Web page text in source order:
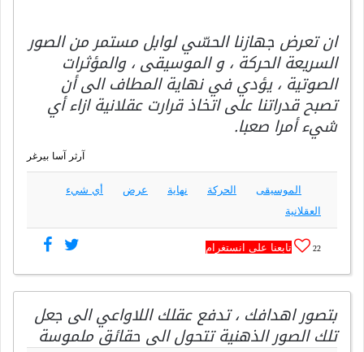
ان تعرض جهازنا الحسّي لوابل مستمر من الصور
السريعة الحركة ، و الموسيقى ، والمؤثرات
الصوتية ، يؤدي في نهاية المطاف الى أن
تصبح قدراتنا على اتخاذ قرارت عقلانية ازاء أي
شيء أمرا صعبا.
آرثر آسا بيرغر
الموسيقى الحركة نهاية عرض
أي شيء
العقلانية
22 تابعنا على انستغرام
بتصور اهدافك ، تدفع عقلك اللاواعي الى جعل
تلك الصور الذهنية تتحول الى حقائق ملموسة